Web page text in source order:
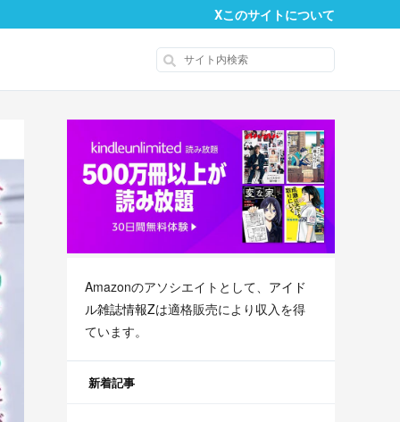
Xこのサイトについて
Amazonのアソシエイトとして、 アイド
ル雑誌情報Zは適格販売により収入を得
ています。
新着記事